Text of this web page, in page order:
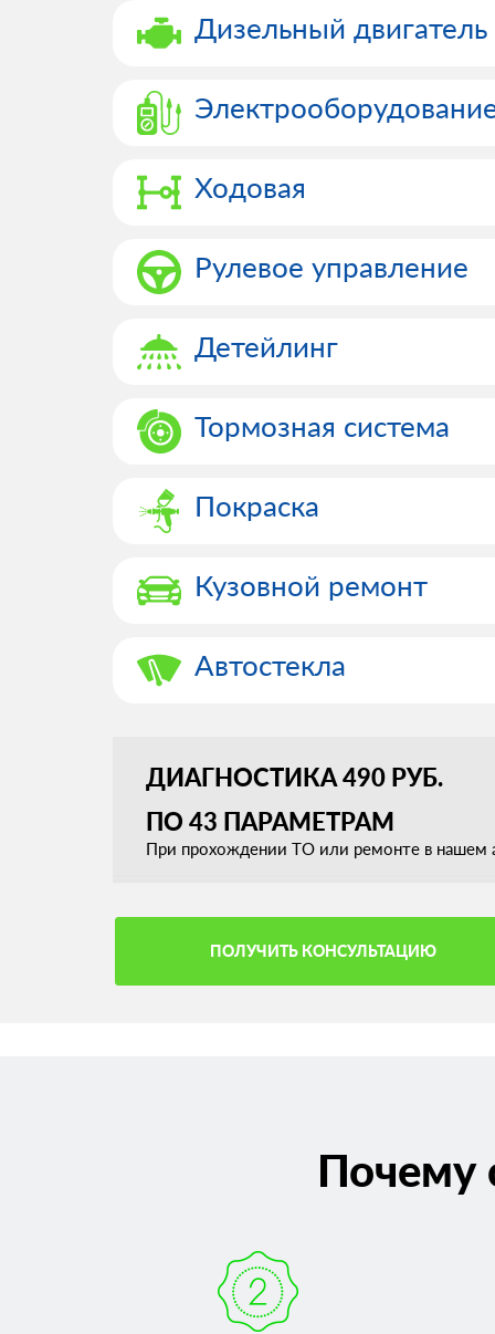
Дизельный двигатель
Ходовая
Рулевое управление
Детейлинг
Тормозная система
Покраска
Кузовной ремонт
Автостекла
ДИАГНОСТИКА 490 РУБ.
ПО 43 ПАРАМЕТРАМ
При прохождении ТО или ремонте в нашем
ПОЛУЧИТЬ КОНСУЛЬТАЦИЮ
Почему